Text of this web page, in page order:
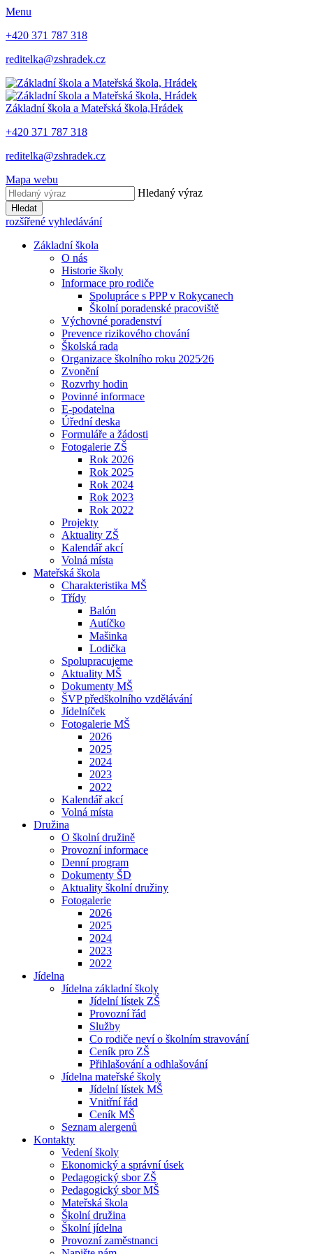
Menu
+420 371 787 318
reditelka@zshradek.cz
Základní škola a Mateřská škola,Hrádek
+420 371 787 318
reditelka@zshradek.cz
Mapa webu
Hledaný výraz
Hledat
rozšířené vyhledávání
Základní škola
O nás
Historie školy
Informace pro rodiče
Spolupráce s PPP v Rokycanech
Školní poradenské pracoviště
Výchovné poradenství
Prevence rizikového chování
Školská rada
Organizace školního roku 2025⁄26
Zvonění
Rozvrhy hodin
Povinné informace
E-podatelna
Úřední deska
Formuláře a žádosti
Fotogalerie ZŠ
Rok 2026
Rok 2025
Rok 2024
Rok 2023
Rok 2022
Projekty
Aktuality ZŠ
Kalendář akcí
Volná místa
Mateřská škola
Charakteristika MŠ
Třídy
Balón
Autíčko
Mašinka
Lodička
Spolupracujeme
Aktuality MŠ
Dokumenty MŠ
ŠVP předškolního vzdělávání
Jídelníček
Fotogalerie MŠ
2026
2025
2024
2023
2022
Kalendář akcí
Volná místa
Družina
O školní družině
Provozní informace
Denní program
Dokumenty ŠD
Aktuality školní družiny
Fotogalerie
2026
2025
2024
2023
2022
Jídelna
Jídelna základní školy
Jídelní lístek ZŠ
Provozní řád
Služby
Co rodiče neví o školním stravování
Ceník pro ZŠ
Přihlašování a odhlašování
Jídelna mateřské školy
Jídelní lístek MŠ
Vnitřní řád
Ceník MŠ
Seznam alergenů
Kontakty
Vedení školy
Ekonomický a správní úsek
Pedagogický sbor ZŠ
Pedagogický sbor MŠ
Mateřská škola
Školní družina
Školní jídelna
Provozní zaměstnanci